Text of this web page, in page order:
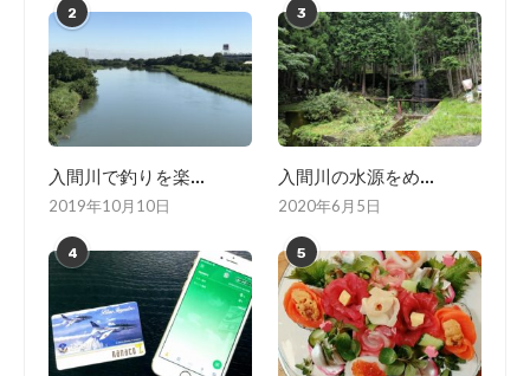
2
入間川で釣りを楽...
2019年10月10日
3
入間川の水源をめ...
2020年6月5日
4 5